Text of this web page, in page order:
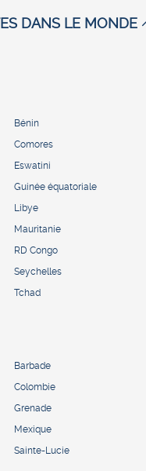
DANS LE MONDE
Bénin
Comores
Eswatini
Guinée équatoriale
Libye
Mauritanie
RD Congo
Seychelles
Tchad
Barbade
Colombie
Grenade
Mexique
Sainte-Lucie